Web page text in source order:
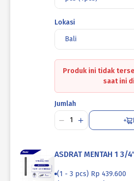
Lokasi
Bali
Produk ini tidak
saat ini
Jumlah
ASDRAT MENTAH 1
(1 - 3 pcs) Rp 439.600